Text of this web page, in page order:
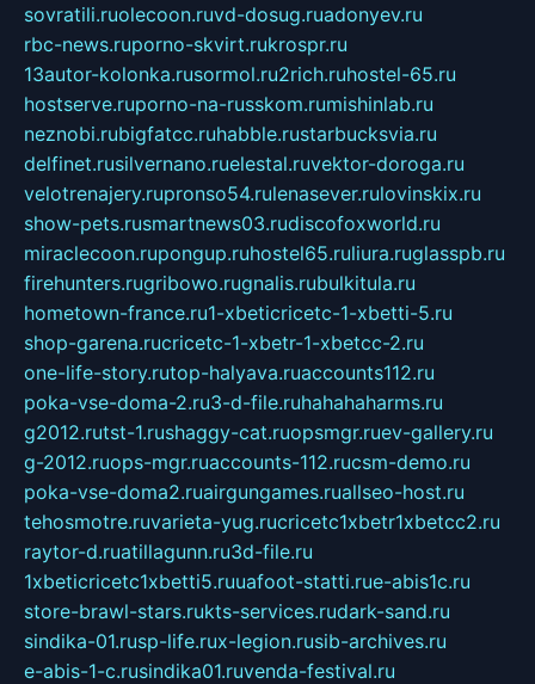
sovratili.ruolecoon.ruvd-dosug.ruadonyev.ru
rbc-news.ruporno-skvirt.rukrospr.ru
13autor-kolonka.rusormol.ru2rich.ruhostel-65.ru
hostserve.ruporno-na-russkom.rumishinlab.ru
neznobi.rubigfatcc.ruhabble.rustarbucksvia.ru
delfinet.rusilvernano.ruelestal.ruvektor-doroga.ru
velotrenajery.rupronso54.rulenasever.rulovinskix.ru
show-pets.rusmartnews03.rudiscofoxworld.ru
miraclecoon.rupongup.ruhostel65.ruliura.ruglasspb.ru
firehunters.rugribowo.rugnalis.rubulkitula.ru
hometown-france.ru1-xbeticricetc-1-xbetti-5.ru
shop-garena.rucricetc-1-xbetr-1-xbetcc-2.ru
one-life-story.rutop-halyava.ruaccounts112.ru
poka-vse-doma-2.ru3-d-file.ruhahahaharms.ru
g2012.rutst-1.rushaggy-cat.ruopsmgr.ruev-gallery.ru
g-2012.ruops-mgr.ruaccounts-112.rucsm-demo.ru
poka-vse-doma2.ruairgungames.ruallseo-host.ru
tehosmotre.ruvarieta-yug.rucricetc1xbetr1xbetcc2.ru
raytor-d.ruatillagunn.ru3d-file.ru
1xbeticricetc1xbetti5.ruuafoot-statti.rue-abis1c.ru
store-brawl-stars.rukts-services.rudark-sand.ru
sindika-01.rusp-life.rux-legion.rusib-archives.ru
e-abis-1-c.rusindika01.ruvenda-festival.ru